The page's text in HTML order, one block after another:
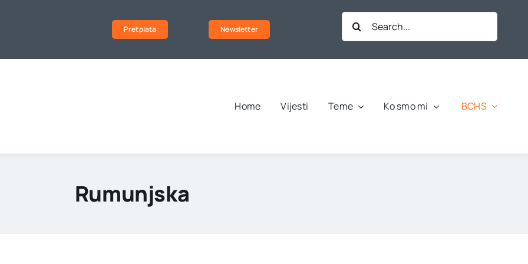
Pretplata Newsletter
Search
for:
Home Vijesti Teme Ko smo mi BCHS
Rumunjska